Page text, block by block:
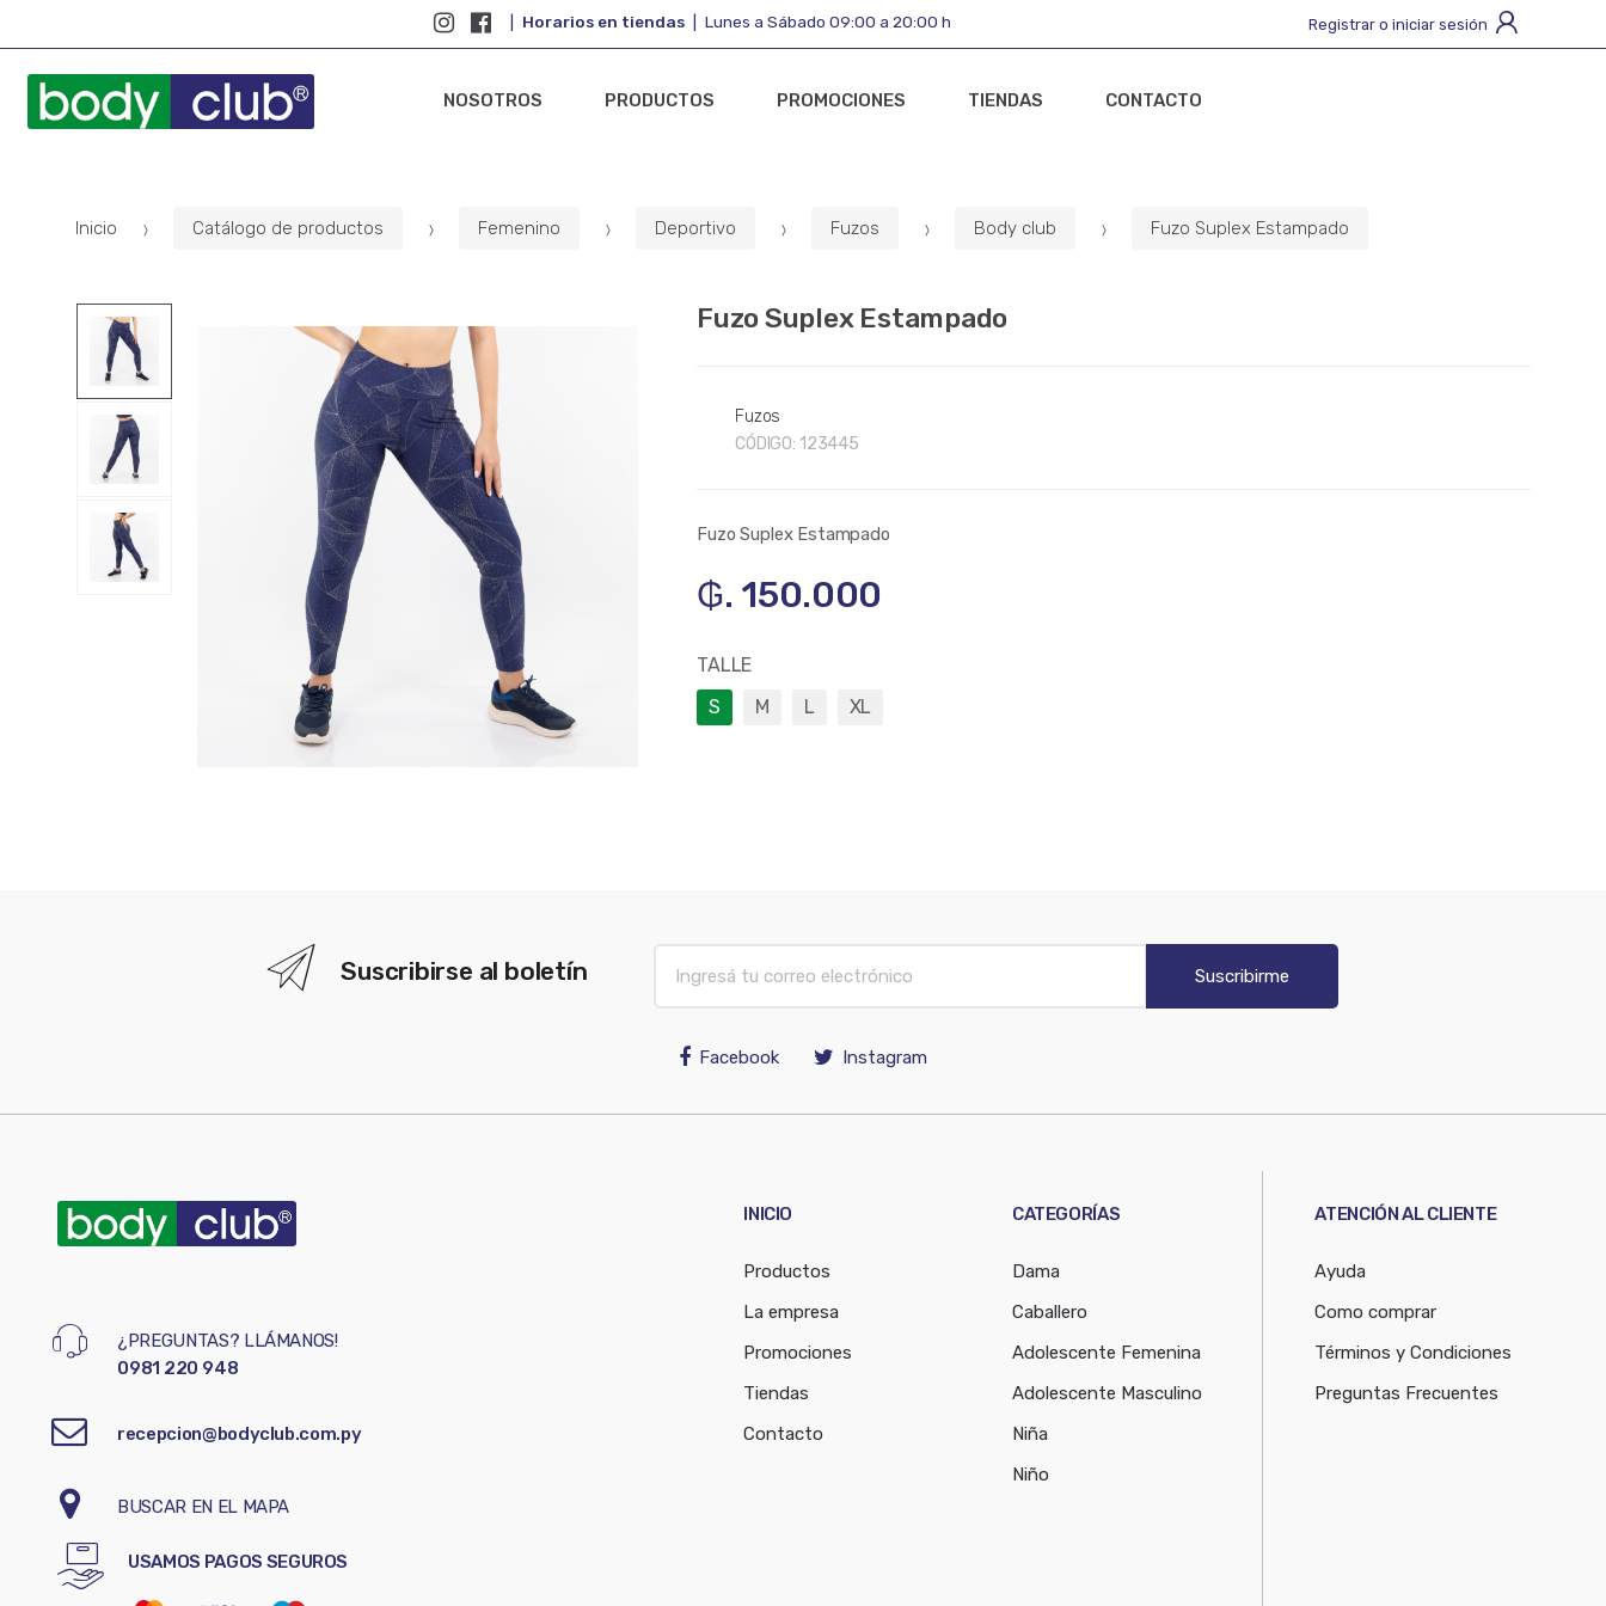
Horarios en tiendas Lunes a Sábado 09:00 a 20:00 h Registrar o iniciar sesión
NOSOTROS PRODUCTOS PROMOCIONES TIENDAS CONTACTO
Inicio Catálogo de productos Femenino Deportivo Fuzos Body club Fuzo Suplex Estampado
Fuzo Suplex Estampado
Fuzos
CÓDIGO: 123445
Fuzo Suplex Estampado
₲. 150.000
TALLE
S
M L XL
Suscribirse al boletín Suscribirme
Facebook Instagram
¿PREGUNTAS? LLÁMANOS!
0981 220 948
recepcion@bodyclub.com.py
BUSCAR EN EL MAPA
USAMOS PAGOS SEGUROS
INICIO
Productos
La empresa
Promociones
Tiendas
Contacto
CATEGORÍAS
Dama
Caballero
Adolescente Femenina
Adolescente Masculino
Niña
Niño
ATENCIÓN AL CLIENTE
Ayuda
Como comprar
Términos y Condiciones
Preguntas Frecuentes